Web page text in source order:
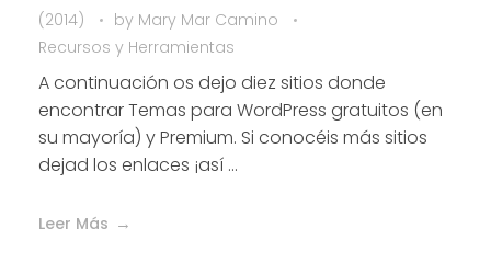
(2014) by Mary Mar Camino
Recursos y Herramientas
A continuación os dejo diez sitios donde
encontrar Temas para WordPress gratuitos (en
su mayoría) y Premium. Si conocéis más sitios
dejad los enlaces ¡así ...
Leer Más